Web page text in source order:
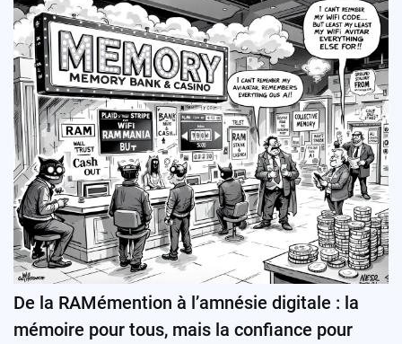
De la RAMémention à l’amnésie digitale : la
mémoire pour tous, mais la confiance pour